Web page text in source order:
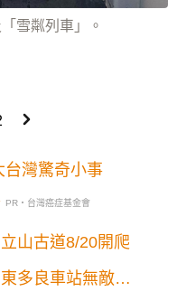
雪粼列車」。
台灣驚奇小事
PR・台灣癌症基金會
山古道8/20開爬
多良車站無敵漸